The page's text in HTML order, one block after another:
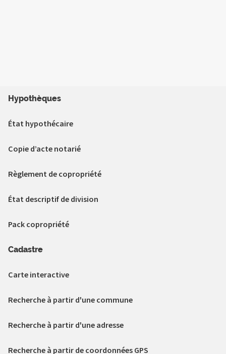
Hypothèques
État hypothécaire
Copie d’acte notarié
Règlement de copropriété
État descriptif de division
Pack copropriété
Cadastre
Carte interactive
Recherche à partir d'une commune
Recherche à partir d'une adresse
Recherche à partir de coordonnées GPS